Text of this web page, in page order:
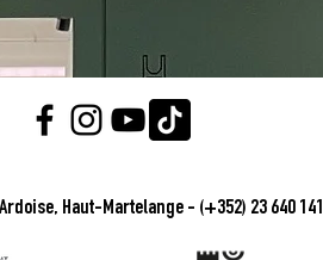
Haut-Martelange - (+352) 23 640 141